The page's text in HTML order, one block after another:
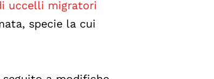
uccelli migratori
specie la cui